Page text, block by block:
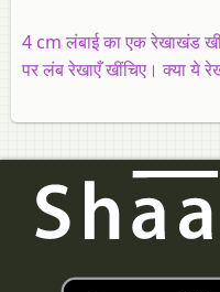
4 cm लंबाई का एक रेखाखंड
पर लंब रेखाएँ खींचिए। क्या ये